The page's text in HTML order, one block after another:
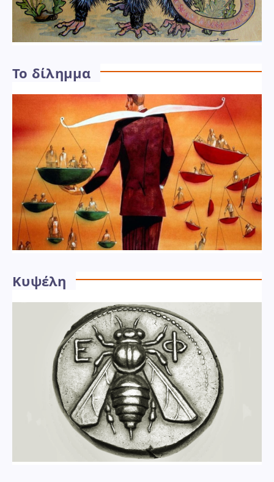
Το δίλημμα
Κυψέλη